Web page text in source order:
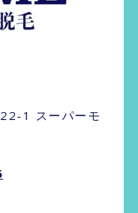
1 スーパーモ